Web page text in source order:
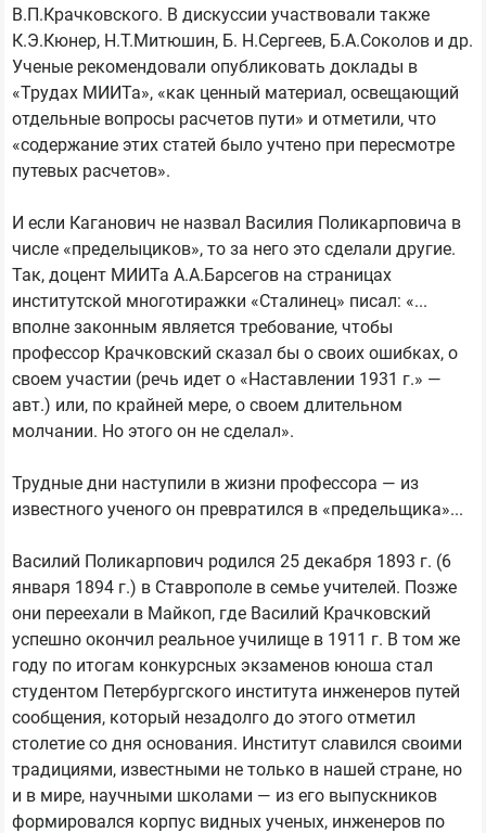
В.П.Крачковского. В дискуссии участвовали также
К.Э.Кюнер, Н.Т.Митюшин, Б. Н.Сергеев, Б.А.Соколов и др.
Ученые рекомендовали опубликовать доклады в
«Трудах МИИТа», «как ценный материал, освещающий
отдельные вопросы расчетов пути» и отметили, что
«содержание этих статей было учтено при пересмотре
путевых расчетов».
И если Каганович не назвал Василия Поликарповича в
числе «пределыциков», то за него это сделали другие.
Так, доцент МИИТа А.А.Барсегов на страницах
институтской многотиражки «Сталинец» писал: «...
вполне законным является требование, чтобы
профессор Крачковский сказал бы о своих ошибках, о
своем участии (речь идет о «Наставлении 1931 г.» —
авт.) или, по крайней мере, о своем длительном
молчании. Но этого он не сделал».
Трудные дни наступили в жизни профессора — из
известного ученого он превратился в «предельщика»...
Василий Поликарпович родился 25 декабря 1893 г. (6
января 1894 г.) в Ставрополе в семье учителей. Позже
они переехали в Майкоп, где Василий Крачковский
успешно окончил реальное училище в 1911 г. В том же
году по итогам конкурсных экзаменов юноша стал
студентом Петербургского института инженеров путей
сообщения, который незадолго до этого отметил
столетие со дня основания. Институт славился своими
традициями, известными не только в нашей стране, но
и в мире, научными школами — из его выпускников
формировался корпус видных ученых, инженеров по